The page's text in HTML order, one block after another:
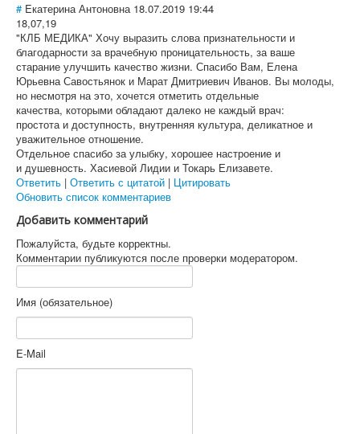
# Eкатерина Антоновна 18.07.2019 19:44
18,07,19
"КЛБ МЕДИКА" Хочу выразить слова признательности и
благодарности за врачебную проницательность, за ваше
старание улучшить качество жизни. Спасибо Вам, Елена
Юрьевна Савостьянок и Марат Дмитриевич Иванов. Вы молоды,
но несмотря на это, хочется отметить отдельные
качества, которыми обладают далеко не каждый врач:
простота и доступность, внутренняя культура, деликатное и
уважительное отношение.
Отдельное спасибо за улыбку, хорошее настроение и
и душевность. Хасиевой Лидии и Токарь Елизавете.
Ответить | Ответить с цитатой | Цитировать
Обновить список комментариев
Добавить комментарий
Пожалуйста, будьте корректны.
Комментарии публикуются после проверки модератором.
Имя (обязательное)
E-Mail